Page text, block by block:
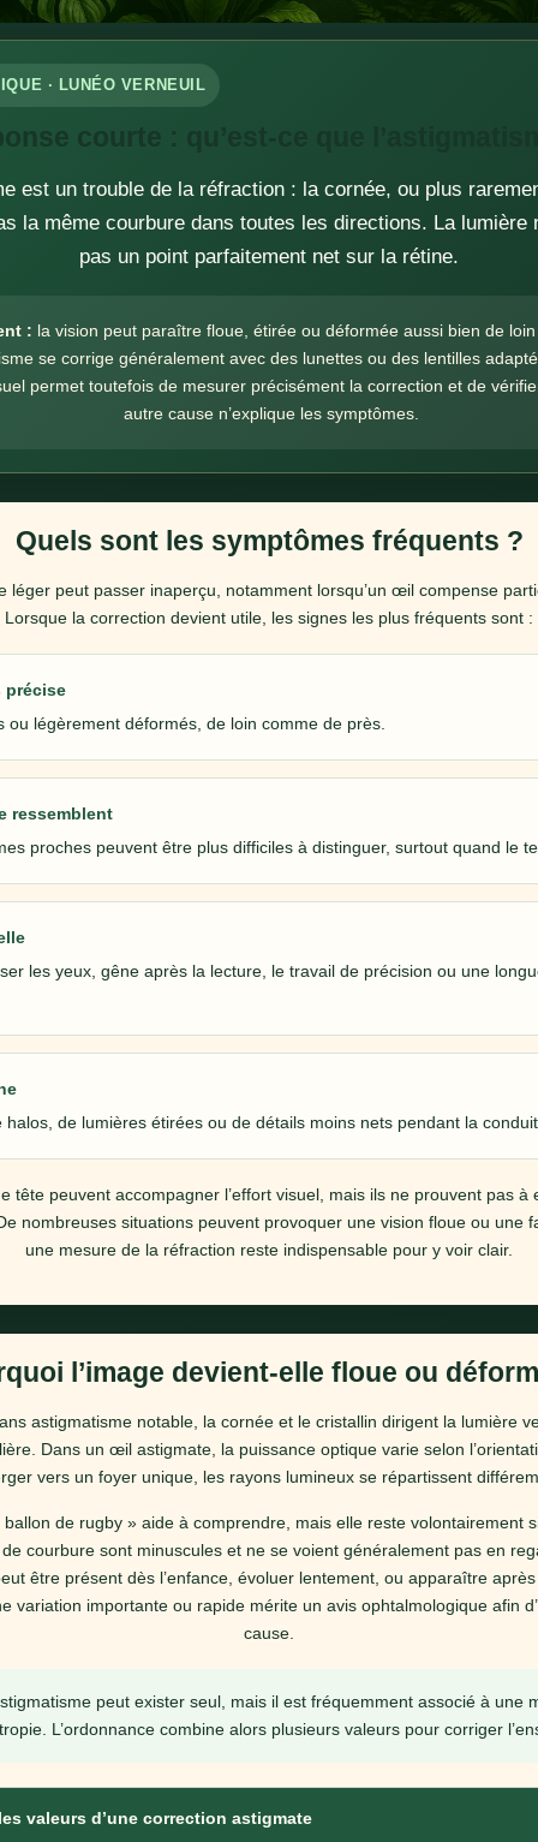
· LUNÉO VERNEUIL
courte : qu’est-ce que
est un trouble de la réfraction : la cornée, ou plus
la même courbure dans toutes les directions. La lumière
pas un point parfaitement net sur la rétine.
: la vision peut paraître floue, étirée ou déformée aussi bien de
se corrige généralement avec des lunettes ou des lentilles
permet toutefois de mesurer précisément la correction et de
autre cause n’explique les symptômes.
Quels sont les symptômes fréquents ?
léger peut passer inaperçu, notamment lorsqu’un œil compense
Lorsque la correction devient utile, les signes les plus fréquents sont :
précise
ou légèrement déformés, de loin comme de près.
ressemblent
proches peuvent être plus difficiles à distinguer, surtout quand le
les yeux, gêne après la lecture, le travail de précision ou une
halos, de lumières étirées ou de détails moins nets pendant la
tête peuvent accompagner l’effort visuel, mais ils ne prouvent pas à
nombreuses situations peuvent provoquer une vision floue ou une
une mesure de la réfraction reste indispensable pour y voir clair.
l’image devient-elle floue ou
astigmatisme notable, la cornée et le cristallin dirigent la lumière
Dans un œil astigmate, la puissance optique varie selon
vers un foyer unique, les rayons lumineux se répartissent
ballon de rugby » aide à comprendre, mais elle reste volontairement
courbure sont minuscules et ne se voient généralement pas en
être présent dès l’enfance, évoluer lentement, ou apparaître
variation importante ou rapide mérite un avis ophtalmologique afin
cause.
peut exister seul, mais il est fréquemment associé à une
L’ordonnance combine alors plusieurs valeurs pour corriger
valeurs d’une correction astigmate